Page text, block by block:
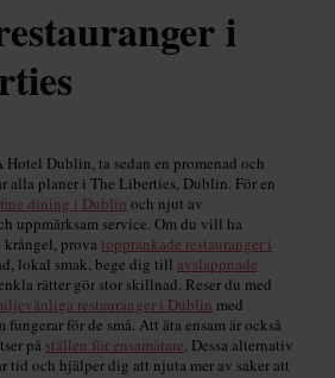
i
Hotel Dublin, ta sedan en promenad och
alla planer i The Liberties, Dublin. För en
fine dining i Dublin och njut av
uppmärksam service. Om du vill ha
prova topprankade restauranger i
lokal smak, bege dig till avslappnade
rätter gör stor skillnad. Reser du med
restauranger i Dublin med
för de små. Att äta ensam är också
på ställen för ensamätare. Dessa alternativ
tid och hjälper dig att njuta mer av saker att